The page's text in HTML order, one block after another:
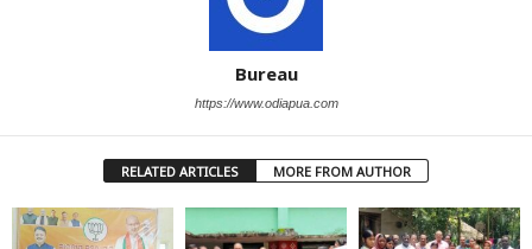
Bureau
https://www.odiapua.com
RELATED ARTICLES MORE FROM AUTHOR